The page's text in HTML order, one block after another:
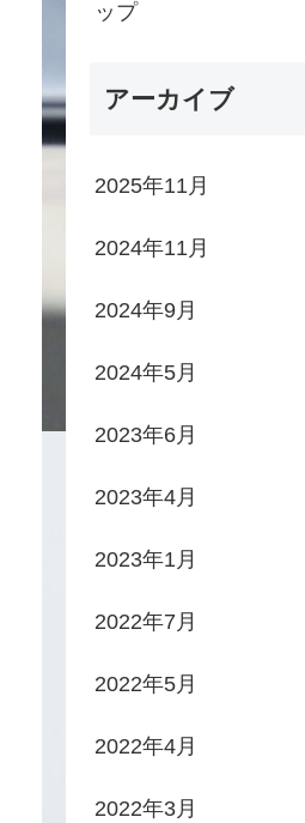
ップ
アーカイブ
2025年11月
2024年11月
2024年9月
2024年5月
2023年6月
2023年4月
2023年1月
2022年7月
2022年5月
2022年4月
2022年3月